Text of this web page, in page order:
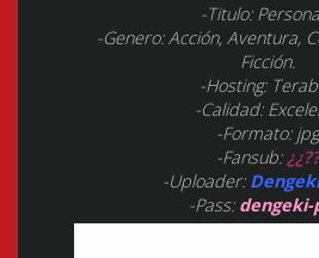
-Titulo:
-Genero: Acción, Aventura,
Ficción.
-Hosting:
-Calidad:
-Formato: jpg
-Fansub: ¿¿??
-Uploader:
-Pass: dengeki-